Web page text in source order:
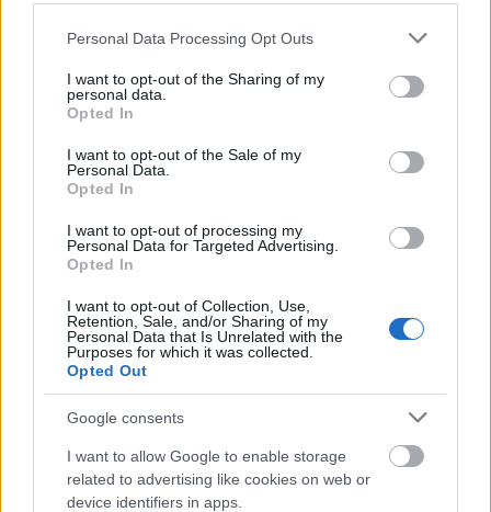
Please note that this website/app uses one or more Google
not limited to your visit or usage behaviour. You may click to
grant or deny consent to Google and its third-party tags to
use your data for below specified purposes in below Google
consent section.
Personal Data Processing Opt Outs
I want to opt-out of the Sharing of my
personal data.
Opted In
I want to opt-out of the Sale of my
Personal Data.
Opted In
I want to opt-out of processing my
Personal Data for Targeted Advertising.
Opted In
I want to opt-out of Collection, Use,
Retention, Sale, and/or Sharing of my
Personal Data that Is Unrelated with the
Purposes for which it was collected.
Opted Out
Google consents
I want to allow Google to enable storage
related to advertising like cookies on web or
device identifiers in apps.
Διάβασε όλα τατελευταία νέα
επικαιρότητας. Μάθε για όλους τους
και δες τιςαθλητικές μεταδόσεις της ημέρας και της
εβδομάδας μέσα από το υπερπλήρες Πρόγραμμα TV του
ΔΙΑΒΑΣΕ ΑΚΟΜΗ:
Οι μεταγραφές της ημέρας στο μπάσκετ: Ο Φρανσίσκο
κυριάρχησε, η κίνηση της Μπάγερν, ο Ρούμπιο, ο Νούα
και η επιβράβευση για Περσίδη και Θωμάκο
Μπάγερν Μονάχου: Ανακοίνωσε τον Μάιλς Νόρις
Σιλβέν Φρανσίσκο: Από το Περιστέρι στον Παναθηναϊκό